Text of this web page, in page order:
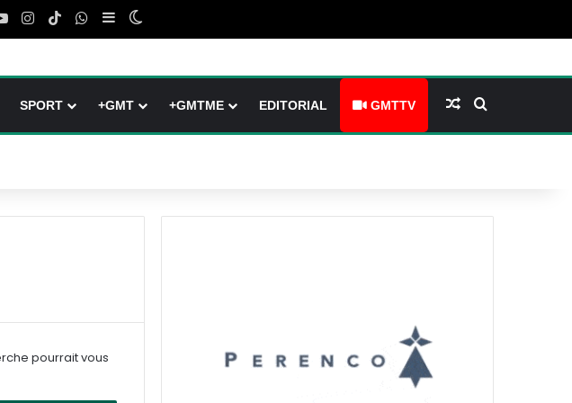
YouTubeInstagram
TikTokWhatsApp
Sidebar (barre latérale)
Switch skin
SPORT +GMT +GMTME EDITORIAL GMTTV Article Aléatoire
pourrait vous